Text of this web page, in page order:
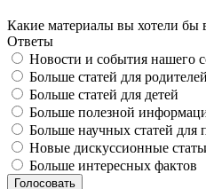
Какие материалы вы хотели бы
Ответы
Новости и события нашего
Больше статей для родителей
Больше статей для детей
Больше полезной
Больше научных статей для
Новые дискуссионные
Больше интересных фактов